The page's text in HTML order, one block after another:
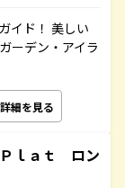
イド！ 美しい
ーデン・アイラ
詳細を見る
ｌａｔ ロン